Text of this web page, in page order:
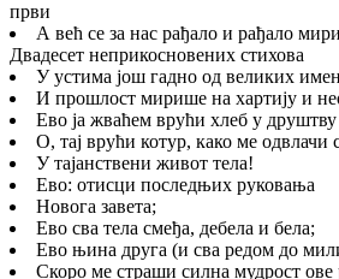
први
А већ се за нас рађало и рађало
Двадесет неприкосновених стихова
У устима још гадно од великих
И прошлост мирише на хартију и
Ево ја жваћем врући хлеб у
О, тај врући котур, како ме одвлачи
У тајанствени живот тела!
Ево: отисци последњих руковања
Новога завета;
Ево сва тела смеђа, дебела и бела;
Ево њина друга (и сва редом до
Скоро ме страши силна мудрост ове